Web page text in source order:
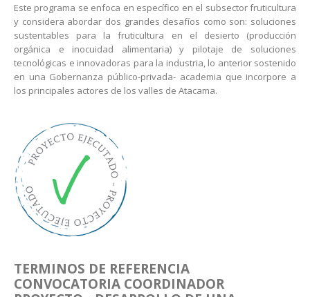
Este programa se enfoca en específico en el subsector fruticultura
y considera abordar dos grandes desafíos como son: soluciones
sustentables para la fruticultura en el desierto (producción
orgánica e inocuidad alimentaria) y pilotaje de soluciones
tecnológicas e innovadoras para la industria, lo anterior sostenido
en una Gobernanza público-privada- academia que incorpore a
los principales actores de los valles de Atacama.
TERMINOS DE REFERENCIA
CONVOCATORIA COORDINADOR